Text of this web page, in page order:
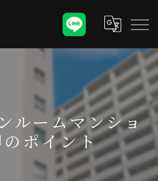
ルームマンショ
のポイント